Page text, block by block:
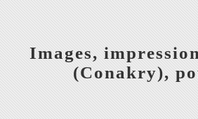
Images,
(Conakry),